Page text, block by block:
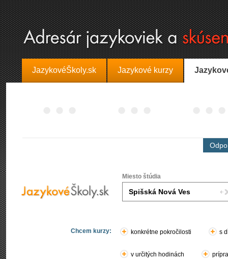
JazykovéŠkoly.sk Jazykové kurzy
Miesto štúdia
Chcem kurzy: konkrétne pokročilosti s
v určitých hodinách